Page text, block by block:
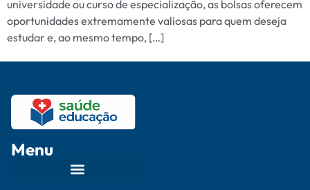
universidade ou curso de especialização, as bolsas oferecem
oportunidades extremamente valiosas para quem deseja
estudar e, ao mesmo tempo, […]
Menu